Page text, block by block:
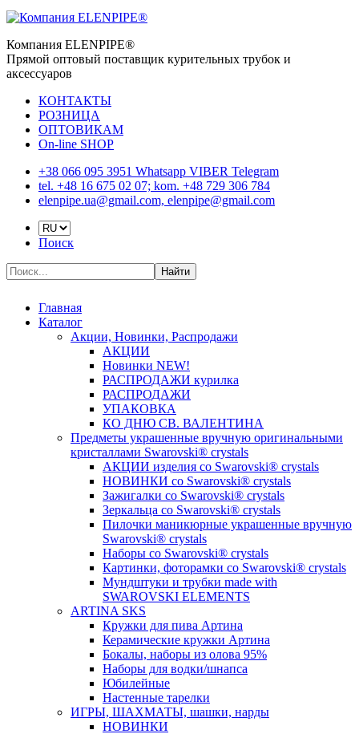
Компания ELENPIPE®
Прямой оптовый поставщик курительных трубок и
аксессуаров
КОНТАКТЫ
РОЗНИЦА
ОПТОВИКАМ
On-line SHOP
+38 066 095 3951 Whatsapp VIBER Telegram
tel. +48 16 675 02 07; kom. +48 729 306 784
elenpipe.ua@gmail.com, elenpipe@gmail.com
Поиск
Найти
Главная
Каталог
Акции, Новинки, Распродажи
АКЦИИ
Новинки NEW!
РАСПРОДАЖИ курилка
РАСПРОДАЖИ
УПАКОВКА
КО ДНЮ СВ. ВАЛЕНТИНА
Предметы украшенные вручную оригинальными
кристаллами Swarovski® crystals
АКЦИИ изделия со Swarovski® crystals
НОВИНКИ со Swarovski® crystals
Зажигалки со Swarovski® crystals
Зеркальца со Swarovski® crystals
Пилочки маникюрные украшенные вручную
Swarovski® crystals
Наборы со Swarovski® crystals
Картинки, фоторамки со Swarovski® crystals
Мундштуки и трубки made with
SWAROVSKI ELEMENTS
ARTINA SKS
Кружки для пива Артина
Керамические кружки Артина
Бокалы, наборы из олова 95%
Наборы для водки/шнапса
Юбилейные
Настенные тарелки
ИГРЫ, ШАХМАТЫ, шашки, нарды
НОВИНКИ